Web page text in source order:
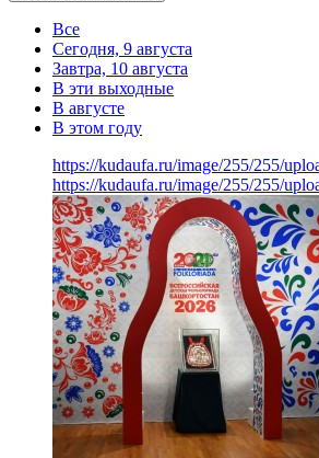
Все
Сегодня, 9 августа
Завтра, 10 августа
В эти выходные
В августе
В этом году
https://kudaufa.ru/image/255/255/
https://kudaufa.ru/image/255/255/